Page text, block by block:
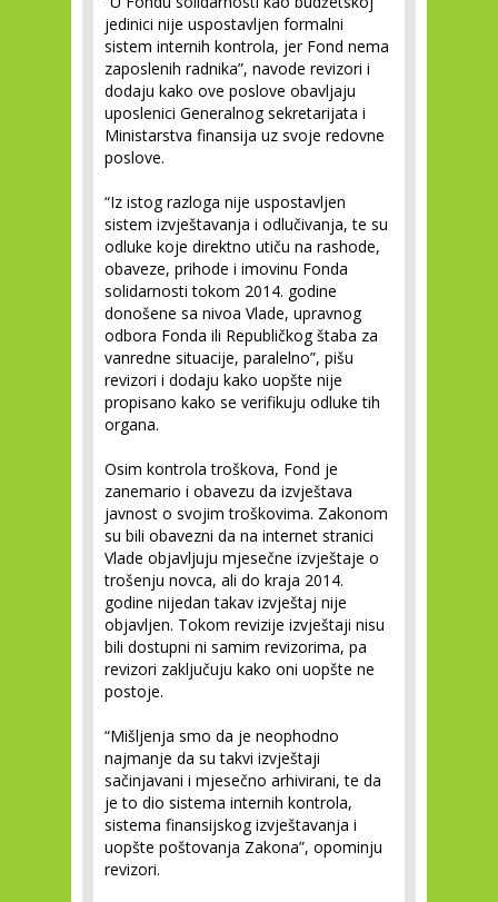
jedinici nije uspostavljen formalni
sistem internih kontrola, jer Fond nema
zaposlenih radnika”, navode revizori i
dodaju kako ove poslove obavljaju
uposlenici Generalnog sekretarijata i
Ministarstva finansija uz svoje redovne
poslove.
“Iz istog razloga nije uspostavljen
sistem izvještavanja i odlučivanja, te su
odluke koje direktno utiču na rashode,
obaveze, prihode i imovinu Fonda
solidarnosti tokom 2014. godine
donošene sa nivoa Vlade, upravnog
odbora Fonda ili Republičkog štaba za
vanredne situacije, paralelno”, pišu
revizori i dodaju kako uopšte nije
propisano kako se verifikuju odluke tih
organa.
Osim kontrola troškova, Fond je
zanemario i obavezu da izvještava
javnost o svojim troškovima. Zakonom
su bili obavezni da na internet stranici
Vlade objavljuju mjesečne izvještaje o
trošenju novca, ali do kraja 2014.
godine nijedan takav izvještaj nije
objavljen. Tokom revizije izvještaji nisu
bili dostupni ni samim revizorima, pa
revizori zaključuju kako oni uopšte ne
postoje.
“Mišljenja smo da je neophodno
najmanje da su takvi izvještaji
sačinjavani i mjesečno arhivirani, te da
je to dio sistema internih kontrola,
sistema finansijskog izvještavanja i
uopšte poštovanja Zakona”, opominju
revizori.